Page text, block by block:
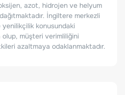
azot, hidrojen ve helyum
İngiltere merkezli
konusundaki
müşteri verimliliğini
azaltmaya odaklanmaktadır.